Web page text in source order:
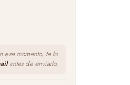
ese momento, te lo
antes de enviarlo.